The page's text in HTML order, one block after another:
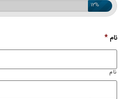
12%
نام *
نام